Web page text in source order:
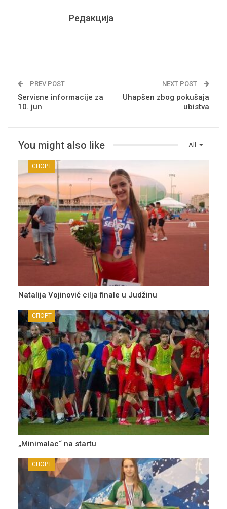
Редакција
PREV POST
Servisne informacije za
10. jun
NEXT POST
Uhapšen zbog pokušaja
ubistva
All
You might also like
СПОРТ
Natalija Vojinović cilja finale u Judžinu
СПОРТ
„Minimalac“ na startu
СПОРТ